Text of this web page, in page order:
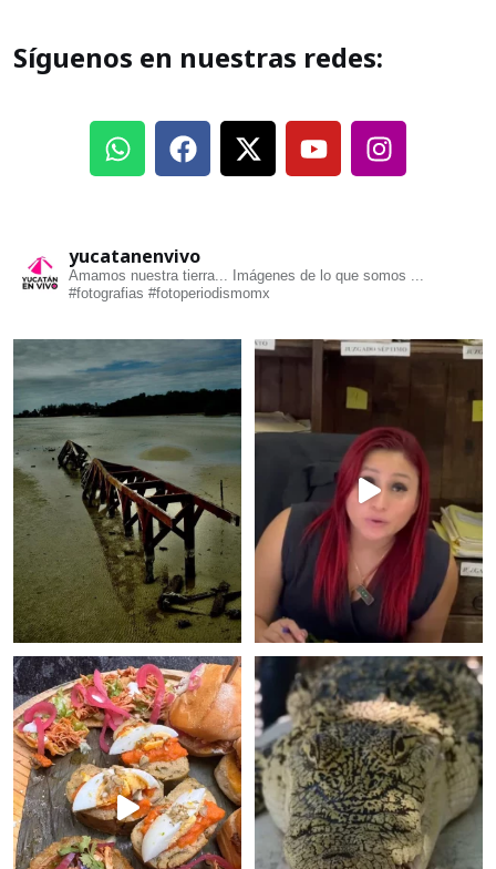
Síguenos en nuestras redes:
yucatanenvivo
Amamos nuestra tierra... Imágenes de lo que somos ...
#fotografias #fotoperiodismomx